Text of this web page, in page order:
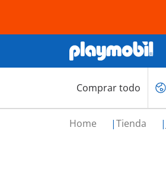
Comprar todo
Home Tienda